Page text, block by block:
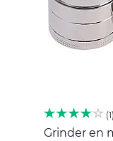
1
Grinder en